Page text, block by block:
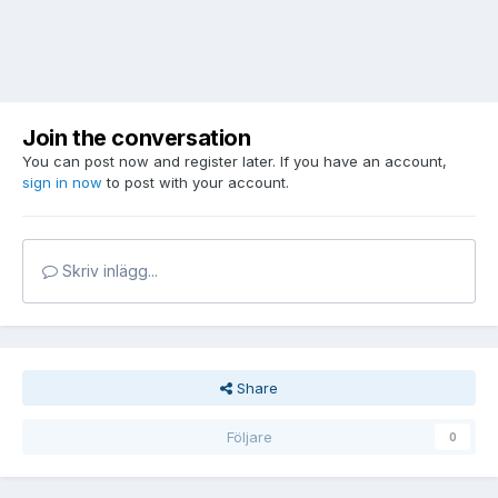
Join the conversation
You can post now and register later. If you have an account,
sign in now to post with your account.
Skriv inlägg...
Share
Följare 0